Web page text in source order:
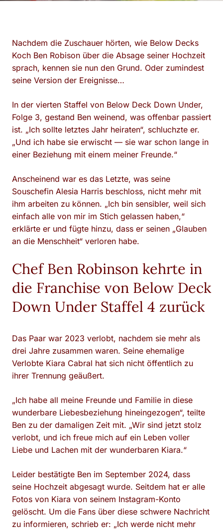
Nachdem die Zuschauer hörten, wie Below Decks
Koch Ben Robison über die Absage seiner Hochzeit
sprach, kennen sie nun den Grund. Oder zumindest
seine Version der Ereignisse…
In der vierten Staffel von Below Deck Down Under,
Folge 3, gestand Ben weinend, was offenbar passiert
ist. „Ich sollte letztes Jahr heiraten“, schluchzte er.
„Und ich habe sie erwischt — sie war schon lange in
einer Beziehung mit einem meiner Freunde.“
Anscheinend war es das Letzte, was seine
Souschefin Alesia Harris beschloss, nicht mehr mit
ihm arbeiten zu können. „Ich bin sensibler, weil sich
einfach alle von mir im Stich gelassen haben,“
erklärte er und fügte hinzu, dass er seinen „Glauben
an die Menschheit“ verloren habe.
Chef Ben Robinson kehrte in
die Franchise von Below Deck
Down Under Staffel 4 zurück
Das Paar war 2023 verlobt, nachdem sie mehr als
drei Jahre zusammen waren. Seine ehemalige
Verlobte Kiara Cabral hat sich nicht öffentlich zu
ihrer Trennung geäußert.
„Ich habe all meine Freunde und Familie in diese
wunderbare Liebesbeziehung hineingezogen“, teilte
Ben zu der damaligen Zeit mit. „Wir sind jetzt stolz
verlobt, und ich freue mich auf ein Leben voller
Liebe und Lachen mit der wunderbaren Kiara.“
Leider bestätigte Ben im September 2024, dass
seine Hochzeit abgesagt wurde. Seitdem hat er alle
Fotos von Kiara von seinem Instagram-Konto
gelöscht. Um die Fans über diese schwere Nachricht
zu informieren, schrieb er: „Ich werde nicht mehr